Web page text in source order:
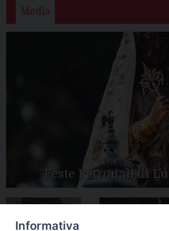
Media
Feste Patronali di
Informativa